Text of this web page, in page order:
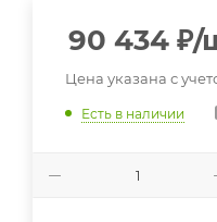
90 434 ₽/
Цена указана с
Есть в наличии